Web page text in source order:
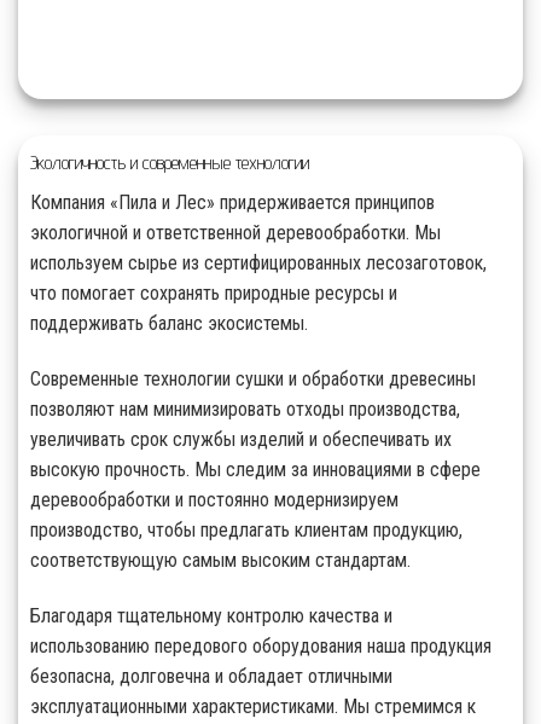
Экологичность и современные технологии
Компания «Пила и Лес» придерживается принципов
экологичной и ответственной деревообработки. Мы
используем сырье из сертифицированных лесозаготовок,
что помогает сохранять природные ресурсы и
поддерживать баланс экосистемы.
Современные технологии сушки и обработки древесины
позволяют нам минимизировать отходы производства,
увеличивать срок службы изделий и обеспечивать их
высокую прочность. Мы следим за инновациями в сфере
деревообработки и постоянно модернизируем
производство, чтобы предлагать клиентам продукцию,
соответствующую самым высоким стандартам.
Благодаря тщательному контролю качества и
использованию передового оборудования наша продукция
безопасна, долговечна и обладает отличными
эксплуатационными характеристиками. Мы стремимся к